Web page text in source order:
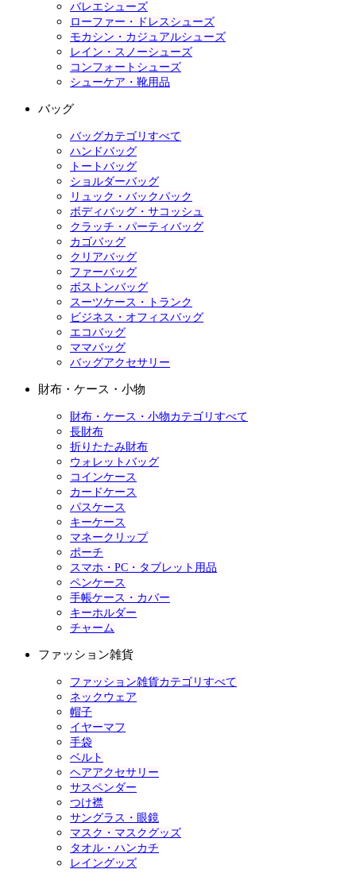
バレエシューズ
ローファー・ドレスシューズ
モカシン・カジュアルシューズ
レイン・スノーシューズ
コンフォートシューズ
シューケア・靴用品
バッグ
バッグカテゴリすべて
ハンドバッグ
トートバッグ
ショルダーバッグ
リュック・バックパック
ボディバッグ・サコッシュ
クラッチ・パーティバッグ
カゴバッグ
クリアバッグ
ファーバッグ
ボストンバッグ
スーツケース・トランク
ビジネス・オフィスバッグ
エコバッグ
ママバッグ
バッグアクセサリー
財布・ケース・小物
財布・ケース・小物カテゴリすべて
長財布
折りたたみ財布
ウォレットバッグ
コインケース
カードケース
パスケース
キーケース
マネークリップ
ポーチ
スマホ・PC・タブレット用品
ペンケース
手帳ケース・カバー
キーホルダー
チャーム
ファッション雑貨
ファッション雑貨カテゴリすべて
ネックウェア
帽子
イヤーマフ
手袋
ベルト
ヘアアクセサリー
サスペンダー
つけ襟
サングラス・眼鏡
マスク・マスクグッズ
タオル・ハンカチ
レイングッズ